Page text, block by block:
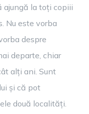
ajungă la toți copiii
Nu este vorba
despre
departe, chiar
alți ani. Sunt
și că pot
două localități.